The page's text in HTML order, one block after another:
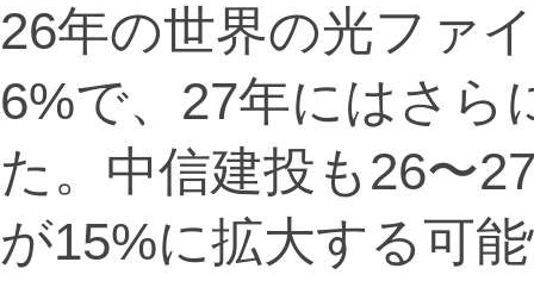
26年の世界の光ファ
6%で、27年にはさら
た。中信建投も26〜
が15%に拡大する可